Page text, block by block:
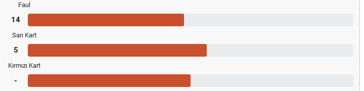
Faul
14
Sarı Kart
5
Kırmızı Kart
-